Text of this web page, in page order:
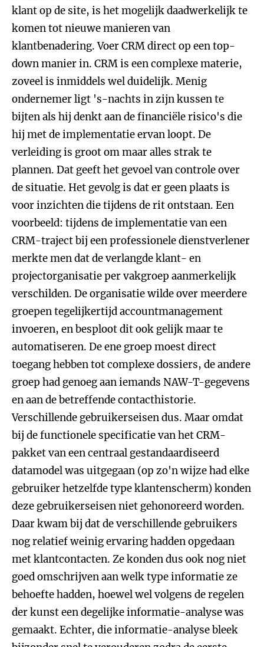
klant op de site, is het mogelijk daadwerkelijk te
komen tot nieuwe manieren van
klantbenadering.Voer CRM direct op een top-
down manier in. CRM is een complexe materie,
zoveel is inmiddels wel duidelijk. Menig
ondernemer ligt 's-nachts in zijn kussen te
bijten als hij denkt aan de financiële risico's die
hij met de implementatie ervan loopt. De
verleiding is groot om maar alles strak te
plannen. Dat geeft het gevoel van controle over
de situatie. Het gevolg is dat er geen plaats is
voor inzichten die tijdens de rit ontstaan. Een
voorbeeld: tijdens de implementatie van een
CRM-traject bij een professionele dienstverlener
merkte men dat de verlangde klant- en
projectorganisatie per vakgroep aanmerkelijk
verschilden. De organisatie wilde over meerdere
groepen tegelijkertijd accountmanagement
invoeren, en besploot dit ook gelijk maar te
automatiseren. De ene groep moest direct
toegang hebben tot complexe dossiers, de andere
groep had genoeg aan iemands NAW-T-gegevens
en aan de betreffende contacthistorie.
Verschillende gebruikerseisen dus. Maar omdat
bij de functionele specificatie van het CRM-
pakket van een centraal gestandaardiseerd
datamodel was uitgegaan (op zo'n wijze had elke
gebruiker hetzelfde type klantenscherm) konden
deze gebruikerseisen niet gehonoreerd worden.
Daar kwam bij dat de verschillende gebruikers
nog relatief weinig ervaring hadden opgedaan
met klantcontacten. Ze konden dus ook nog niet
goed omschrijven aan welk type informatie ze
behoefte hadden, hoewel wel volgens de regelen
der kunst een degelijke informatie-analyse was
gemaakt. Echter, die informatie-analyse bleek